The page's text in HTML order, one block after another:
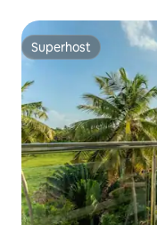
Superhost
Superhost